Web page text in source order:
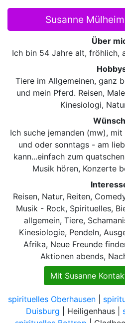
Susanne
Über
Ich bin 54 Jahre alt, fröhlich,
Tiere im Allgemeinen, ganz
und mein Pferd. Reisen,
Kinesiologi,
Ich suche jemanden (mw),
und oder sonntags - am
kann...einfach zum
Musik hören, Konzerte
Reisen, Natur, Reiten,
Musik - Rock, Spirituelles,
allgemein, Tiere,
Kinesiologie, Pendeln,
Afrika, Neue Freunde
Aktionen abends,
Mit Susanne
spirituelles Oberhausen|
Duisburg | Heiligenhaus |